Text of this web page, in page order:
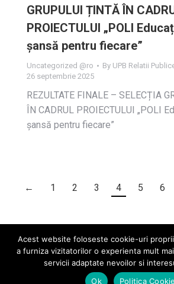
GRUPULUI ȚINTĂ ÎN
PROIECTULUI „POLI
șansă pentru fiecare”
Uncategorized @ro By UPB Relatii
26 septembrie 2025
REZULTATE FINALE – SELECȚIA
ÎN CADRUL PROIECTULUI „POLI
șansă pentru fiecare”
← 1 2 3 4 5 6
2026 © Universitatea
Acest website foloseste cookie-uri
a furniza vizitatorilor o experienta mult
servicii adaptate nevoilor si
Ok
Politica